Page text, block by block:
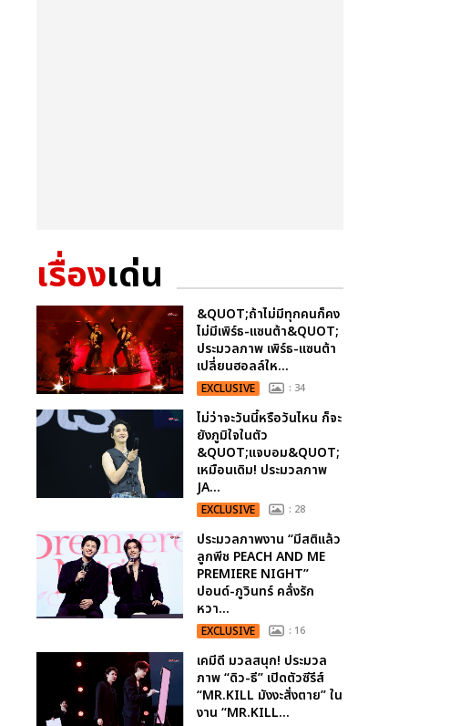
เรื่องเด่น
&QUOT;ถ้าไม่มีทุกคนก็คง
ไม่มีเพิร์ธ-แซนต้า&QUOT;
ประมวลภาพ เพิร์ธ-แซนต้า
เปลี่ยนฮอลล์ให...
EXCLUSIVE : 34
ไม่ว่าจะวันนี้หรือวันไหน ก็จะ
ยังภูมิใจในตัว
&QUOT;แจบอม&QUOT;
เหมือนเดิม! ประมวลภาพ
JA...
EXCLUSIVE : 28
ประมวลภาพงาน “มีสติแล้ว
ลูกพีช PEACH AND ME
PREMIERE NIGHT”
ปอนด์-ภูวินทร์ คลั่งรัก
หวา...
EXCLUSIVE : 16
เคมีดี มวลสนุก! ประมวล
ภาพ “ดิว-ธี” เปิดตัวซีรีส์
“MR.KILL มังงะสั่งตาย” ใน
งาน “MR.KILL...